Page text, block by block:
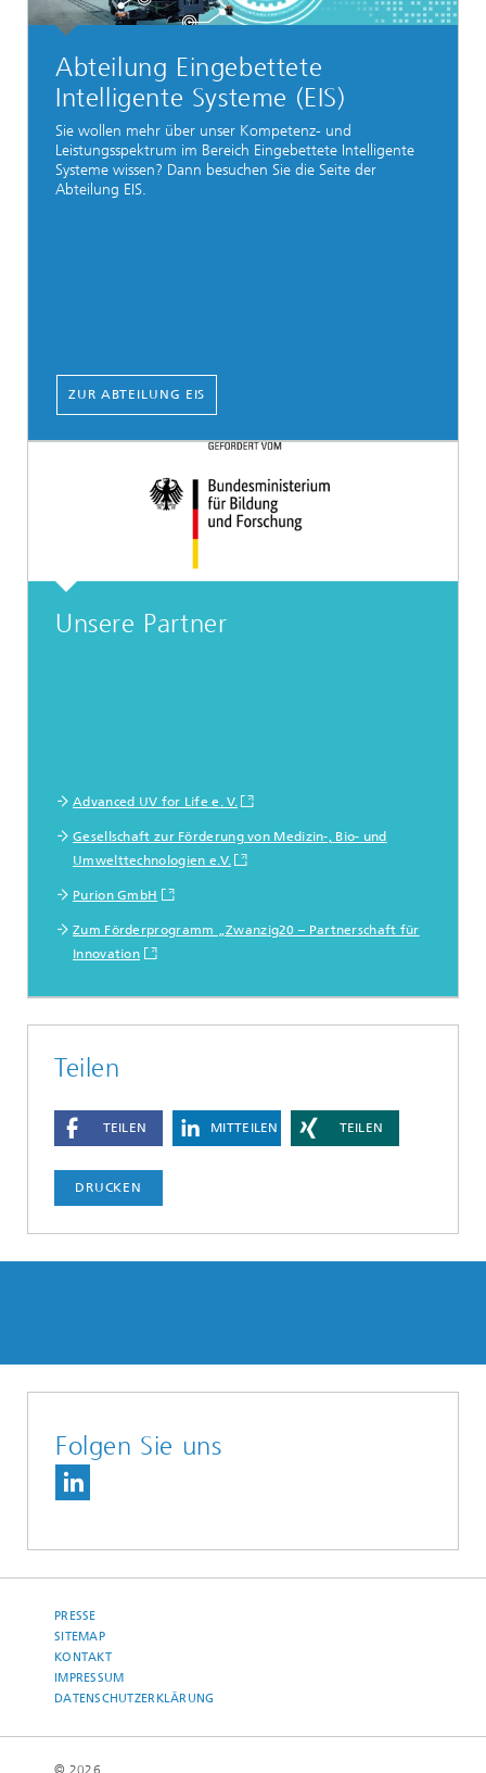
Abteilung Eingebettete
Intelligente Systeme (EIS)
Sie wollen mehr über unser Kompetenz- und
Leistungsspektrum im Bereich Eingebettete Intelligente
Systeme wissen? Dann besuchen Sie die Seite der
Abteilung EIS.
ZUR ABTEILUNG EIS
Unsere Partner
Advanced UV for Life e. V.
Gesellschaft zur Förderung von Medizin-, Bio- und
Umwelttechnologien e.V.
Purion GmbH
Zum Förderprogramm „Zwanzig20 – Partnerschaft für
Innovation
Teilen
TEILEN MITTEILEN TEILEN
DRUCKEN
Folgen Sie uns
PRESSE
SITEMAP
KONTAKT
IMPRESSUM
DATENSCHUTZERKLÄRUNG
© 2026